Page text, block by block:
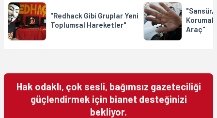
"Redhack Gibi Gruplar Yeni
Toplumsal Hareketler"
Araç"
Hak odaklı, çok sesli, bağımsız gazeteciliği
güçlendirmek için bianet desteğinizi
bekliyor.